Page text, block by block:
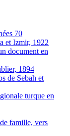
70
et Izmir, 1922
document en
1894
de Sebah et
turque en
famille, vers